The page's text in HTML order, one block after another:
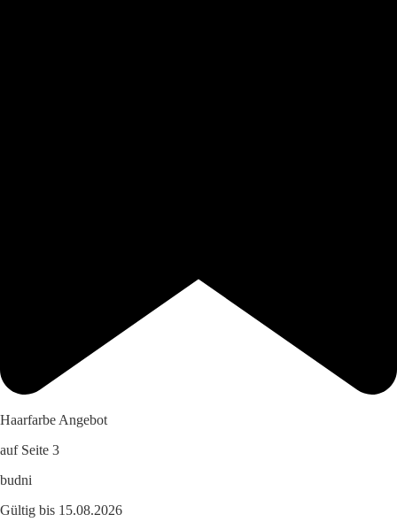
Haarfarbe Angebot
auf Seite 3
budni
Gültig bis 15.08.2026